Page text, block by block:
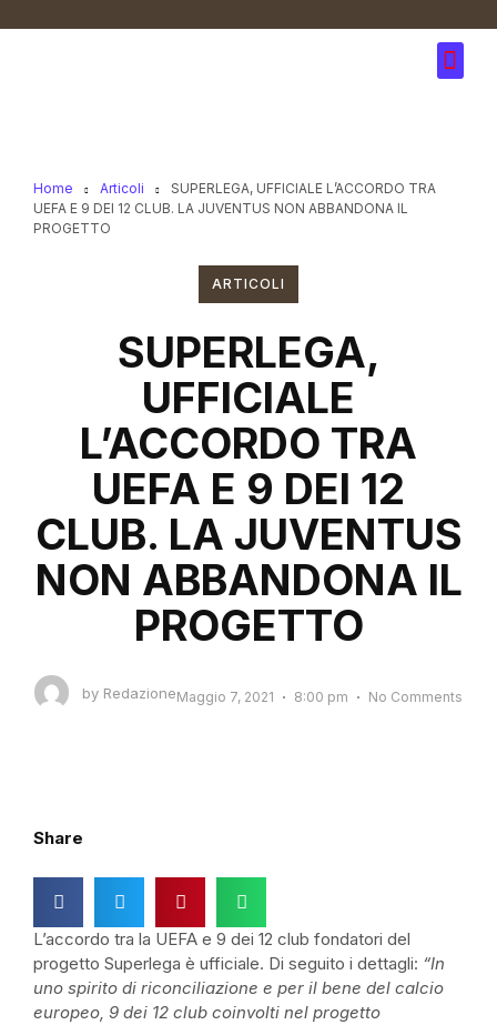
Home Articoli
SUPERLEGA, UFFICIALE L’ACCORDO TRA
UEFA E 9 DEI 12 CLUB. LA JUVENTUS NON ABBANDONA IL
PROGETTO
ARTICOLI
SUPERLEGA,
UFFICIALE
L’ACCORDO TRA
UEFA E 9 DEI 12
CLUB. LA JUVENTUS
NON ABBANDONA IL
PROGETTO
by RedazioneMaggio 7, 2021 8:00 pm No Comments
Share
L’accordo tra la UEFA e 9 dei 12 club fondatori del
progetto Superlega è ufficiale. Di seguito i dettagli: “In
uno spirito di riconciliazione e per il bene del calcio
europeo, 9 dei 12 club coinvolti nel progetto